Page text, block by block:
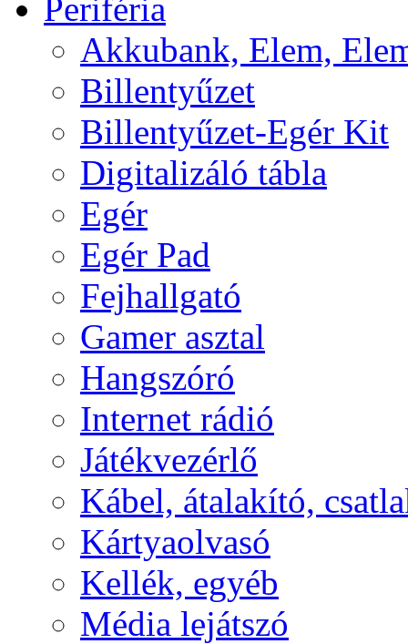
Periféria
Akkubank, Elem,
Billentyűzet
Billentyűzet-Egér Kit
Digitalizáló tábla
Egér
Egér Pad
Fejhallgató
Gamer asztal
Hangszóró
Internet rádió
Játékvezérlő
Kábel, átalakító,
Kártyaolvasó
Kellék, egyéb
Média lejátszó